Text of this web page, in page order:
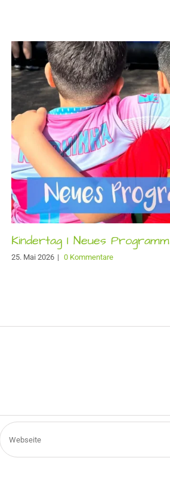
Kindertag I Neues Programm
25. Mai 2026 | 0 Kommentare